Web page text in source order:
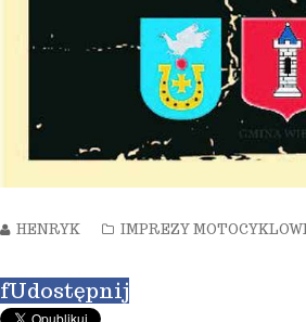
HENRYK IMPREZY
fUdostępnij